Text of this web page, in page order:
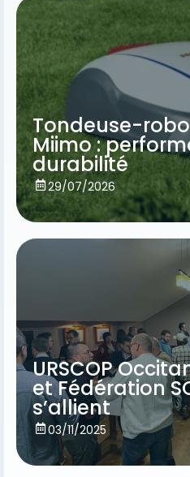
Tondeuse-
Miimo :
durabilité
29/07/2026
Voir
URSCOP
et Fédération
s’allient
03/11/2025
Voir